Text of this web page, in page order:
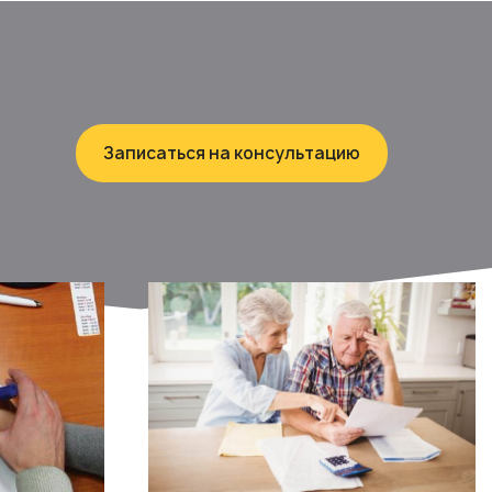
Записаться на консультацию